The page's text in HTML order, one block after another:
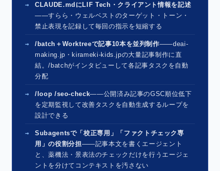
CLAUDE.mdにLIF Tech・クライアント情報を記述
——すらら・ウェルベストのターゲット・トーン・
禁止表現を記録して毎回の指示を短縮する
/batch＋Worktreeで記事10本を並列制作——deai-
making.jp・kirameki-kids.jpの大量記事制作に直
結。/batchがインタビューして各記事タスクを自動
分配
/loop /seo-check——公開済み記事のGSC順位低下
を定期監視して改善タスクを自動生成するループを
設計できる
Subagentsで「校正専用」「ファクトチェック専
用」の役割分担——記事本文を書くエージェント
と、薬機法・景表法のチェックだけを行うエージェ
ントを分けてコンテキストを汚さない